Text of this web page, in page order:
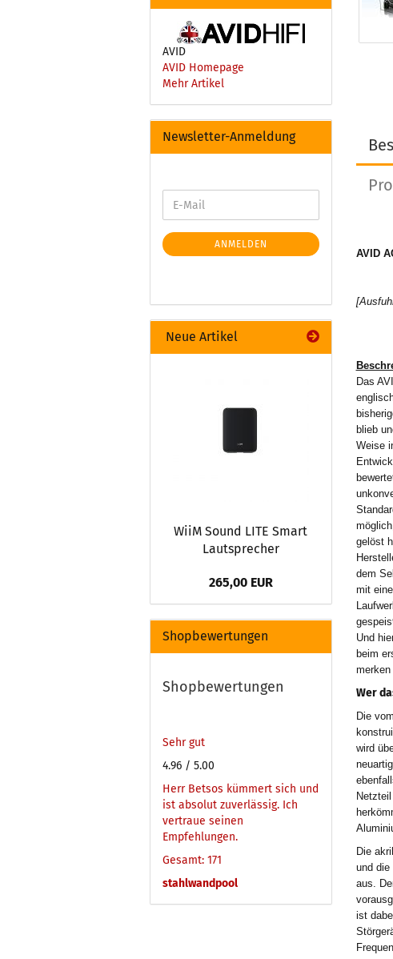
AVID
Das
blieb
Weise
gelöst
dem
mit
Und
beim
Wer
Die
wird
Die
und
aus.
ist
AVID
AVID Homepage
Mehr Artikel
Newsletter-Anmeldung
ANMELDEN
Neue Artikel
WiiM Sound LITE Smart
Lautsprecher
265,00 EUR
Shopbewertungen
Shopbewertungen
Sehr gut
4.96 / 5.00
Herr Betsos kümmert sich und
ist absolut zuverlässig. Ich
vertraue seinen
Empfehlungen.
Gesamt: 171
stahlwandpool